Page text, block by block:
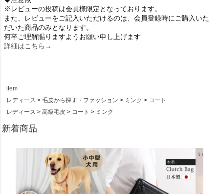
※レビューの投稿は会員様限定となっております。
また、レビューをご記入いただけるのは、会員登録時にご購入いた
だいた商品のみとなります。
何卒ご理解賜りますようお願い申し上げます
詳細はこちら→
item
レディース
毛皮から探す・ファッション ミンク
コート
レディース
高級毛皮 コート ミンク
新着商品